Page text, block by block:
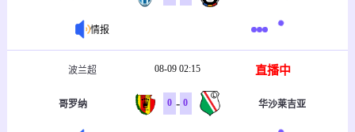
情报
波兰超 08-09 02:15 直播中
哥罗纳 0 - 0 华沙莱吉亚